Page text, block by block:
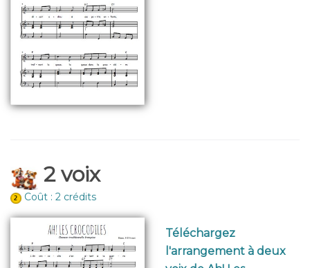
2 voix
Coût : 2 crédits
Téléchargez
l'arrangement à deux